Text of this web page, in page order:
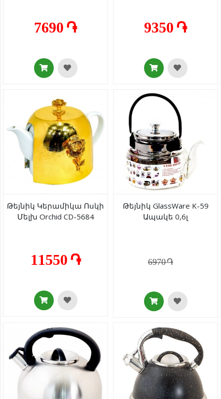
7690 ֏ 9350 ֏
Թեյնիկ Կերամիկա Ոսկի
Մելխ Orchid CD-5684
11550 ֏
Թեյնիկ GlassWare K-59
Ապակե 0,6լ
6970 ֏